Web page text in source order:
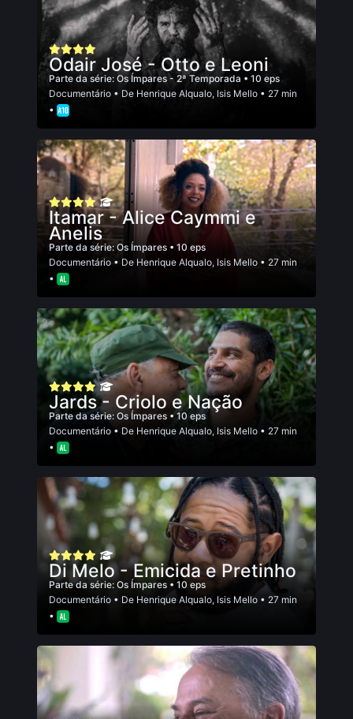
Odair José - Otto e Leoni
Parte da série: Os Ímpares - 2ª Temporada • 10 eps
Documentário • De Henrique Alqualo, Isis Mello • 27 min
•
Itamar - Alice Caymmi e
Anelis
Parte da série:Os Ímpares • 10 eps
Documentário • De Henrique Alqualo, Isis Mello • 27 min
•
Jards - Criolo e Nação
Parte da série: Os Ímpares • 10 eps
Documentário • De Henrique Alqualo, Isis Mello • 27 min
•
Di Melo - Emicida e Pretinho
Parte da série: Os Ímpares • 10 eps
Documentário • De Henrique Alqualo, Isis Mello • 27 min
•